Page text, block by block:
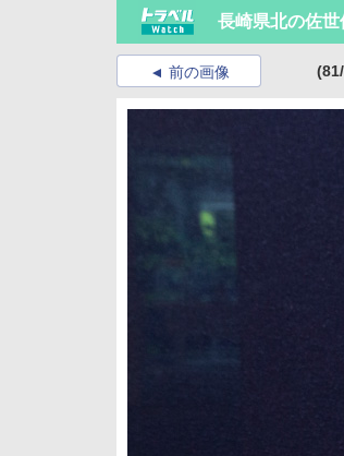
長崎県北の佐世
前の画像